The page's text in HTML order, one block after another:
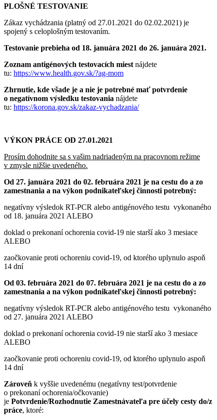
PLOŠNÉ TESTOVANIE
Zákaz vychádzania (platný od 27.01.2021 do 02.02.2021) je
spojený s celoplošným testovaním.
Testovanie prebieha od 18. januára 2021 do 26. januára 2021.
Zoznam antigénových testovacích miest nájdete
tu: https://www.health.gov.sk/?ag-mom
Zhrnutie, kde všade je a nie je potrebné mať potvrdenie
o negatívnom výsledku testovania nájdete
tu: https://korona.gov.sk/zakaz-vychadzania/
VÝKON PRÁCE OD 27.01.2021
Prosím dohodnite sa s vašim nadriadeným na pracovnom režime
v zmysle nižšie uvedeného.
Od 27. januára 2021 do 02. februára 2021 je na cestu do a zo
zamestnania a na výkon podnikateľskej činnosti potrebný:
negatívny výsledok RT-PCR alebo antigénového testu vykonaného
od 18. januára 2021 ALEBO
doklad o prekonaní ochorenia covid-19 nie starší ako 3 mesiace
ALEBO
zaočkovanie proti ochoreniu covid-19, od ktorého uplynulo aspoň
14 dní
Od 03. februára 2021 do 07. februára 2021 je na cestu do a zo
zamestnania a na výkon podnikateľskej činnosti potrebný:
negatívny výsledok RT-PCR alebo antigénového testu vykonaného
od 27. januára 2021 ALEBO
doklad o prekonaní ochorenia covid-19 nie starší ako 3 mesiace
ALEBO
zaočkovanie proti ochoreniu covid-19, od ktorého uplynulo aspoň
14 dní
Zároveň k vyššie uvedenému (negatívny test/potvrdenie
o prekonaní ochorenia/očkovanie)
je Potvrdenie/Rozhodnutie Zamestnávateľa pre účely cesty do/z
práce, ktoré: